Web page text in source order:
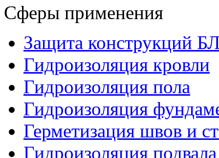
Сферы применения
Защита конструкций
Гидроизоляция кровли
Гидроизоляция пола
Гидроизоляция
Герметизация швов и
Гидроизоляция подвала